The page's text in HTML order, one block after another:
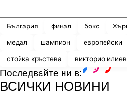
България финал бокс
медал шампион европейски
стойка кръстева викторио илиев
Последвайте ни в:
ВСИЧКИ НОВИНИ